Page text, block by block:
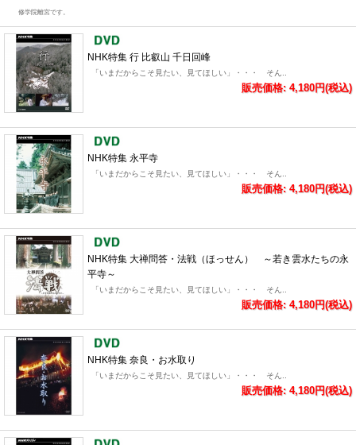
修学院離宮です。
NHK特集 行 比叡山 千日回峰
「いまだからこそ見たい、見てほしい」・・・ そん..
販売価格: 4,180円(税込)
NHK特集 永平寺
「いまだからこそ見たい、見てほしい」・・・ そん..
販売価格: 4,180円(税込)
NHK特集 大禅問答・法戦（ほっせん） ～若き雲水たちの永
平寺～
「いまだからこそ見たい、見てほしい」・・・ そん..
販売価格: 4,180円(税込)
NHK特集 奈良・お水取り
「いまだからこそ見たい、見てほしい」・・・ そん..
販売価格: 4,180円(税込)